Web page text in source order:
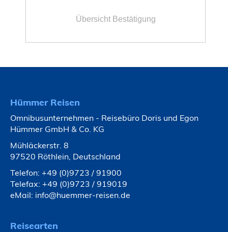
Hümmer Reisen
Omnibusunternehmen - Reisebüro Doris und Egon
Hümmer GmbH & Co. KG
Mühläckerstr. 8
97520 Röthlein, Deutschland
Telefon: +49 (0)9723 / 91900
Telefax: +49 (0)9723 / 919019
eMail: info@huemmer-reisen.de
Reisearten